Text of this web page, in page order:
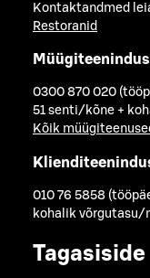
Kontaktandmed
Restoranid
0300 870 020
51 senti/kõne +
Kõik
010 76 5858
kohalik võrgutasu/
Tagasiside